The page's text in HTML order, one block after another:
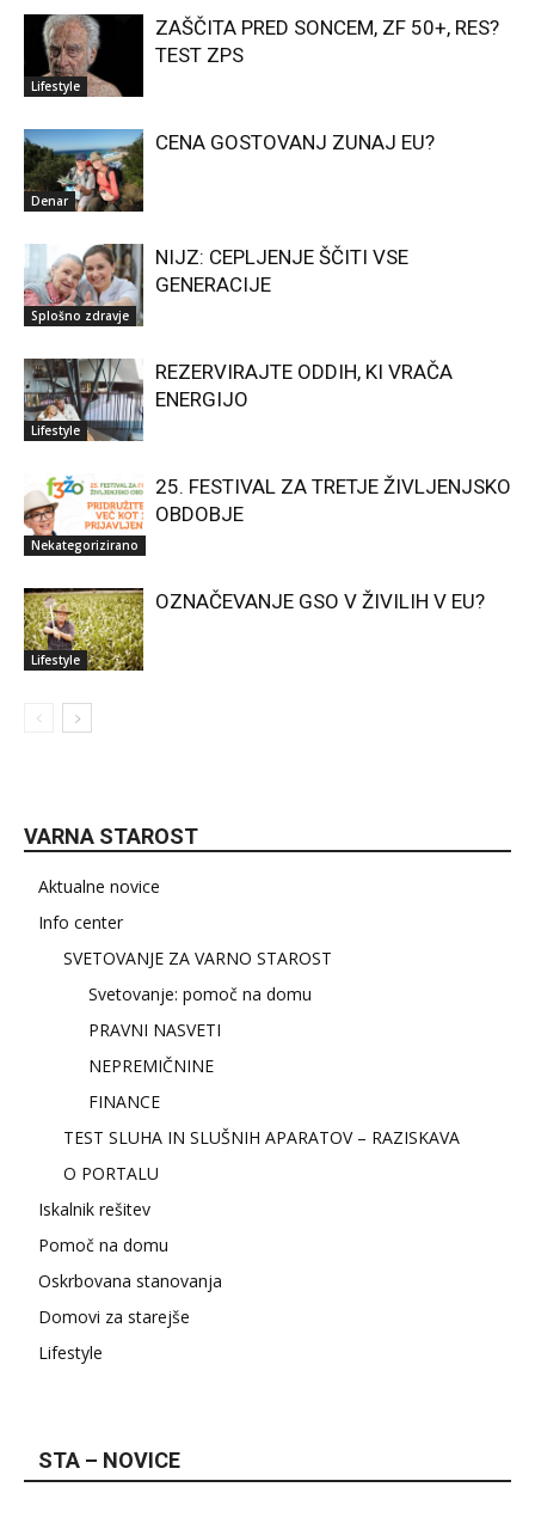
Lifestyle
ZAŠČITA PRED SONCEM, ZF 50+, RES?
TEST ZPS
Denar
CENA GOSTOVANJ ZUNAJ EU?
Splošno zdravje
NIJZ: CEPLJENJE ŠČITI VSE
GENERACIJE
Lifestyle
REZERVIRAJTE ODDIH, KI VRAČA
ENERGIJO
Nekategorizirano
25. FESTIVAL ZA TRETJE ŽIVLJENJSKO
OBDOBJE
Lifestyle
OZNAČEVANJE GSO V ŽIVILIH V EU?
VARNA STAROST
Aktualne novice
Info center
SVETOVANJE ZA VARNO STAROST
Svetovanje: pomoč na domu
PRAVNI NASVETI
NEPREMIČNINE
FINANCE
TEST SLUHA IN SLUŠNIH APARATOV – RAZISKAVA
O PORTALU
Iskalnik rešitev
Pomoč na domu
Oskrbovana stanovanja
Domovi za starejše
Lifestyle
STA – NOVICE